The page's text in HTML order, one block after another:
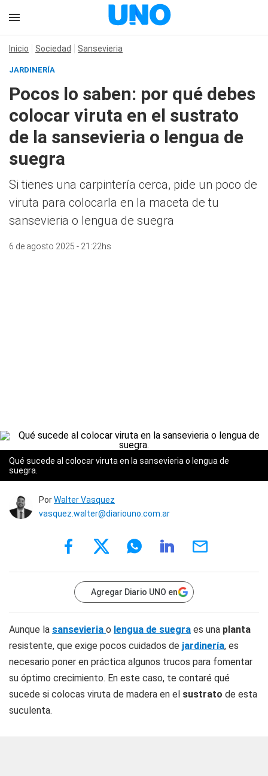
Inicio Sociedad Sansevieria
JARDINERÍA
Pocos lo saben: por qué debes
colocar viruta en el sustrato
de la sansevieria o lengua de
suegra
Si tienes una carpintería cerca, pide un poco de
viruta para colocarla en la maceta de tu
sansevieria o lengua de suegra
6 de agosto 2025 - 21:22hs
Qué sucede al colocar viruta en la sansevieria o lengua de
suegra.
PorWalter Vasquez
vasquez.walter@diariouno.com.ar
Agregar Diario UNO en
Aunque la sansevieria o lengua de suegra es una planta
resistente, que exige pocos cuidados de jardinería, es
necesario poner en práctica algunos trucos para fomentar
su óptimo crecimiento. En este caso, te contaré qué
sucede si colocas viruta de madera en el sustrato de esta
suculenta.